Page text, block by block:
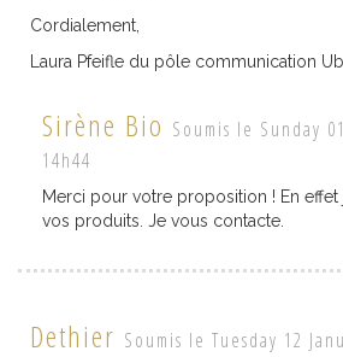
Cordialement,
Laura Pfeifle du pôle communication
Sirène Bio Soumis le Sunday
14h44
Merci pour votre proposition ! En
vos produits. Je vous contacte.
Dethier Soumis le Tuesday 12